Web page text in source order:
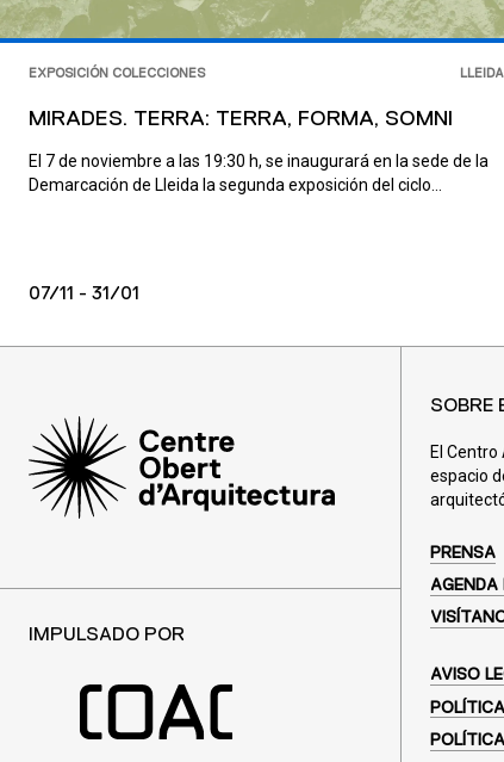
EXPOSICIÓN COLECCIONES LLEIDA
MIRADES. TERRA: TERRA, FORMA, SOMNI
El 7 de noviembre a las 19:30 h, se inaugurará en la sede de la
Demarcación de Lleida la segunda exposición del ciclo...
07/11 - 31/01
IMPULSADO POR
SOBRE
El
espacio
PRENSA
AGENDA
AVISO